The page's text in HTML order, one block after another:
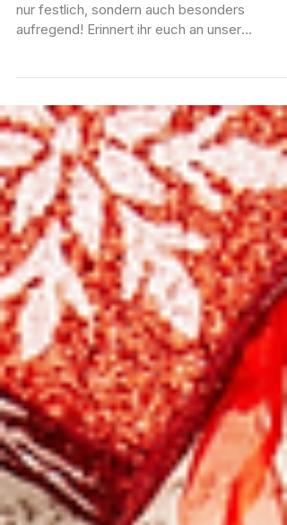
Der Nikolaus ist da und bei Meet5 wird er
nur festlich, sondern auch besonders
Gewinnspiel vom 1. Advent? Falls es euch
entgangen ist, keine Sorge – hier ist eure
zweite Chance, das Glück auf eurer Seite zu
haben! 🎅✨ Wie? Ganz einfach! Gestaltet
eigenes, einzigartiges Weihnachtsmarkt-
Treffen auf Meet5 und sendet uns dieses an
adventskalender@meet5.de mit dem Betreff
"Weihnachtsmarkt" bis zum 24.12. und schon
seid ihr automatis